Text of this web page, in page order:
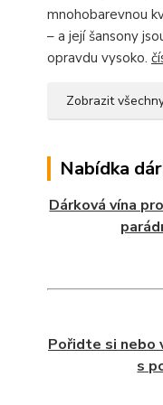
mnohobarevnou
– a její šansony
opravdu vysoko.
Zobrazit
Nabídka
Dárková vína
Pořidte si nebo
s